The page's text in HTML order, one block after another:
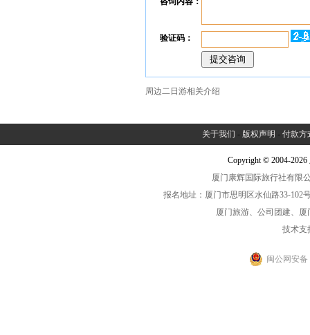
验证码：
周边二日游相关介绍
关于我们 - 版权声明 - 付款方
Copyright © 2004-
厦门康辉国际旅行社有限
报名地址：厦门市思明区水仙路33-102
厦门旅游、公司团建、
技术支
闽公网安备